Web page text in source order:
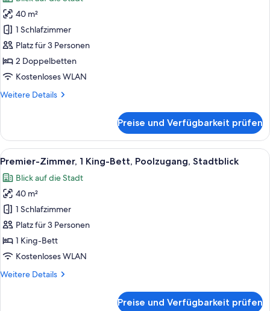
Deluxe-
Zweibettzimmer,
2 Doppelbetten,
Poolzugang,
Stadtblick
anzeigen
40 m²
1 Schlafzimmer
Platz für 3 Personen
2 Doppelbetten
Kostenloses WLAN
Weitere Details
Weitere
Zweibettzimmer,
2 Doppelbetten,
Poolzugang,
Preise und Verfügbarkeit prüfen
Alle
Fotos
für
Premier-
Zimmer,
1 King-
Bett,
Poolzugang,
anzeigen
Premier-Zimmer, 1 King-Bett,
12
Premier-Zimmer, 1 King-Bett, Poolzugang, Stadtblick
Blick auf die Stadt
40 m²
1 Schlafzimmer
Platz für 3 Personen
1 King-Bett
Kostenloses WLAN
Weitere Details
Weitere
Preise und Verfügbarkeit prüfen